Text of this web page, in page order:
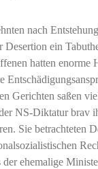
nach
Desertion ein
hatten enorme
Gerichten saßen
NS-Diktatur brav
Sie betrachteten
ehemalige